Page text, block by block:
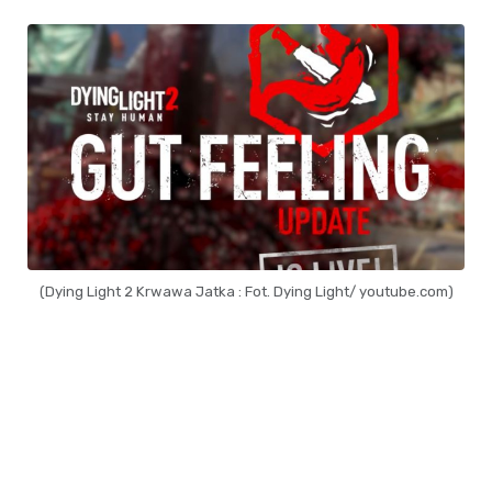
(Dying Light 2 Krwawa Jatka : Fot. Dying Light/ youtube.com)